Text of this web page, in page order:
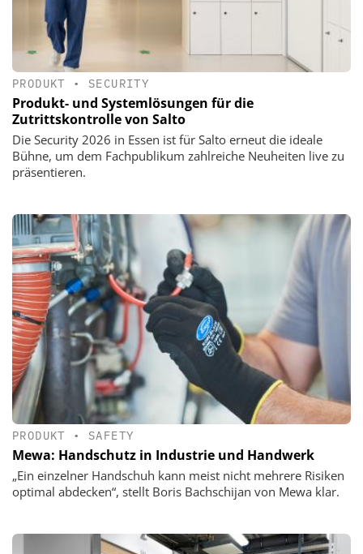
PRODUKT • SECURITY
Produkt- und Systemlösungen für die
Zutrittskontrolle von Salto
Die Security 2026 in Essen ist für Salto erneut die ideale
Bühne, um dem Fachpublikum zahlreiche Neuheiten live zu
präsentieren.
PRODUKT • SAFETY
Mewa: Handschutz in Industrie und Handwerk
„Ein einzelner Handschuh kann meist nicht mehrere Risiken
optimal abdecken“, stellt Boris Bachschijan von Mewa klar.